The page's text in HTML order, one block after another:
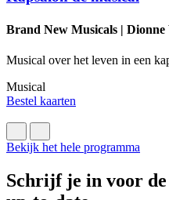
Brand New Musicals | Dionne
Musical over het leven in een
Musical
Bestel kaarten
Bekijk het hele programma
Schrijf je in voor